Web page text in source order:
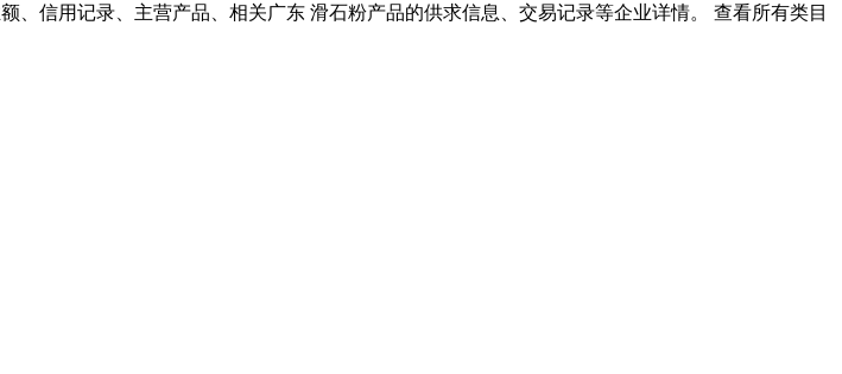
信用记录、主营产品、相关广东 滑石粉产品的供求信息、交易记录等企业详情。 查看所有类目